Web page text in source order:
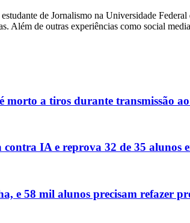
de Jornalismo na Universidade
Além de outras experiências como social
morto a tiros durante transmissão
IA e reprova 32 de 35 alunos
e 58 mil alunos precisam refazer